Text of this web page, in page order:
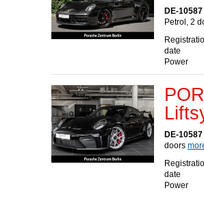
DE-
Petrol, 2
date
Power
DE-
doors
date
Power